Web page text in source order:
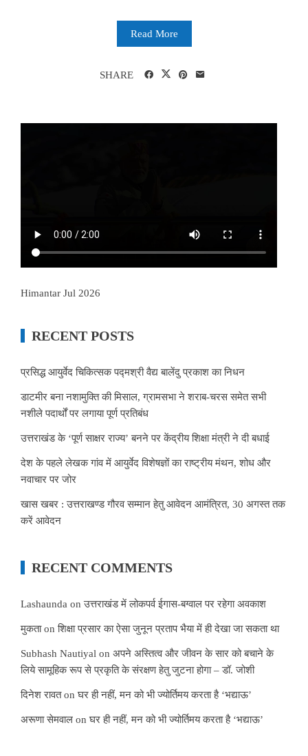
Read More
SHARE
Himantar Jul 2026
RECENT POSTS
प्रसिद्ध आयुर्वेद चिकित्सक पद्मश्री वैद्य बालेंदु प्रकाश का निधन
डाटमीर बना नशामुक्ति की मिसाल, ग्रामसभा ने शराब-चरस समेत सभी
नशीले पदार्थों पर लगाया पूर्ण प्रतिबंध
उत्तराखंड के ‘पूर्ण साक्षर राज्य’ बनने पर केंद्रीय शिक्षा मंत्री ने दी बधाई
देश के पहले लेखक गांव में आयुर्वेद विशेषज्ञों का राष्ट्रीय मंथन, शोध और
नवाचार पर जोर
खास खबर : उत्तराखण्ड गौरव सम्मान हेतु आवेदन आमंत्रित, 30 अगस्त तक
करें आवेदन
RECENT COMMENTS
Lashaunda onउत्तराखंड में लोकपर्व ईगास-बग्वाल पर रहेगा अवकाश
मुकताonशिक्षा प्रसार का ऐसा जुनून प्रताप भैया में ही देखा जा सकता था
Subhash Nautiyal on अपने अस्तित्व और जीवन के सार को बचाने के
लिये सामूहिक रूप से प्रकृति के संरक्षण हेतु जुटना होगा – डॉ. जोशी
दिनेश रावतonघर ही नहीं, मन को भी ज्योर्तिमय करता है ‘भद्याऊ’
अरूणा सेमवाल onघर ही नहीं, मन को भी ज्योर्तिमय करता है ‘भद्याऊ’